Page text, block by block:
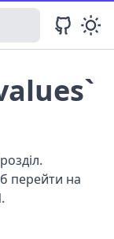
перейти на